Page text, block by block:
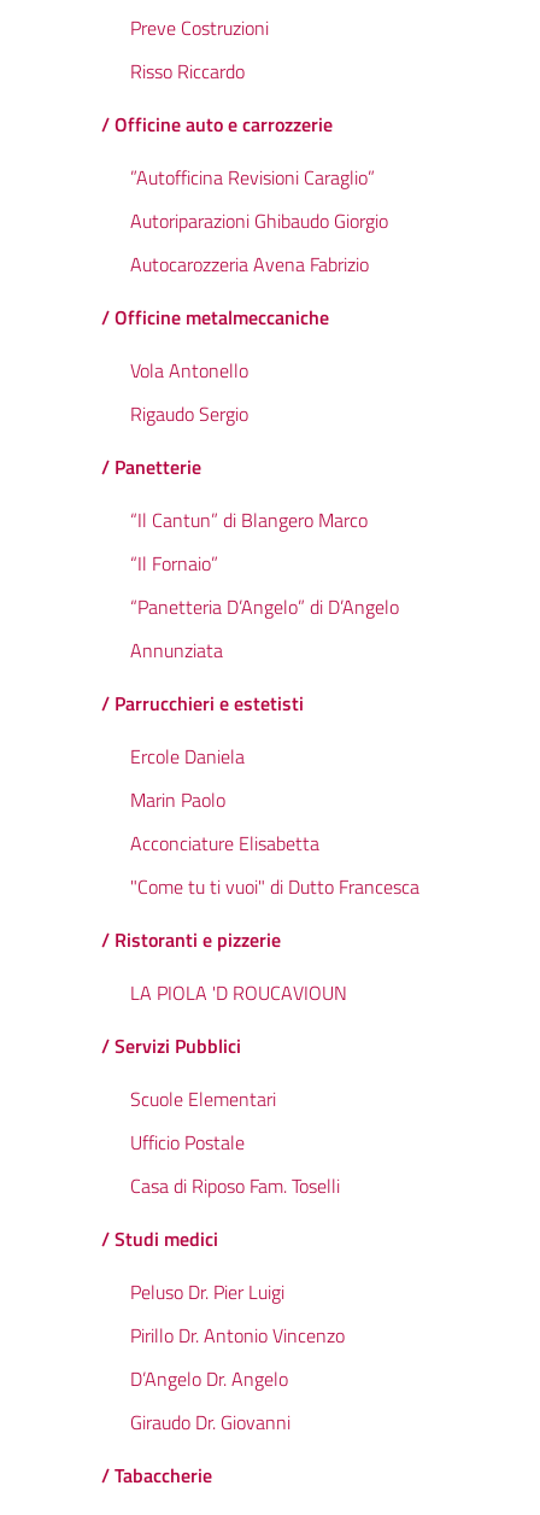
Preve Costruzioni
Risso Riccardo
/ Officine auto e carrozzerie
”Autofficina Revisioni Caraglio”
Autoriparazioni Ghibaudo Giorgio
Autocarozzeria Avena Fabrizio
/ Officine metalmeccaniche
Vola Antonello
Rigaudo Sergio
/ Panetterie
“Il Cantun” di Blangero Marco
“Il Fornaio”
“Panetteria D’Angelo” di D’Angelo
Annunziata
/ Parrucchieri e estetisti
Ercole Daniela
Marin Paolo
Acconciature Elisabetta
"Come tu ti vuoi" di Dutto Francesca
/ Ristoranti e pizzerie
LA PIOLA 'D ROUCAVIOUN
/ Servizi Pubblici
Scuole Elementari
Ufficio Postale
Casa di Riposo Fam. Toselli
/ Studi medici
Peluso Dr. Pier Luigi
Pirillo Dr. Antonio Vincenzo
D’Angelo Dr. Angelo
Giraudo Dr. Giovanni
/ Tabaccherie